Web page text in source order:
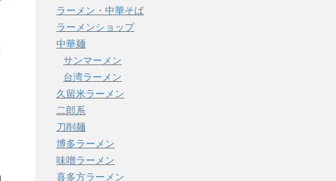
ラーメン・中華そば
ラーメンショップ
中華麺
サンマーメン
台湾ラーメン
久留米ラーメン
二郎系
刀削麺
博多ラーメン
味噌ラーメン
喜多方ラーメン